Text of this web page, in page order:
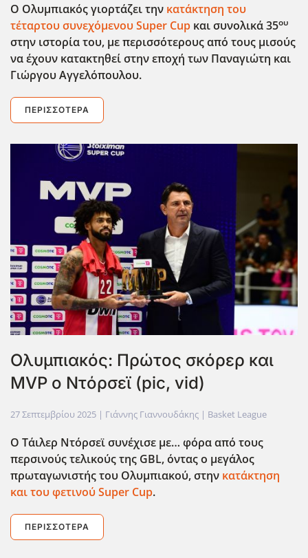
Ο Ολυμπιακός γιορτάζει την κατάκτηση του
τέταρτου συνεχόμενου Super Cup και συνολικά 35ου
στην ιστορία του, με περισσότερους από τους μισούς
να έχουν κατακτηθεί στην εποχή των Παναγιώτη και
Γιώργου Αγγελόπουλου.
ΠΕΡΙΣΣΌΤΕΡΑ
Ολυμπιακός: Πρώτος σκόρερ και
MVP ο Ντόρσεϊ (pic, vid)
27 Σεπτεμβρίου 2025 | Γιάννης Γιαννουδάκης | Basket League
Ο Τάιλερ Ντόρσεϊ συνέχισε με… φόρα από τους
περσινούς τελικούς της GBL, όντας ο μεγάλος
πρωταγωνιστής του Ολυμπιακού, στην κατάκτηση
και του φετινού Super Cup.
ΠΕΡΙΣΣΌΤΕΡΑ